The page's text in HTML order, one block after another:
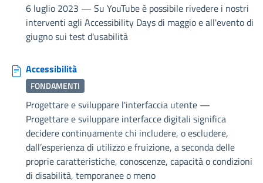
6 luglio 2023 — Su YouTube è possibile rivedere i nostri
interventi agli Accessibility Days di maggio e all'evento di
giugno sui test d'usabilità
Accessibilità
FONDAMENTI
Progettare e sviluppare l'interfaccia utente —
Progettare e sviluppare interfacce digitali significa
decidere continuamente chi includere, o escludere,
dall’esperienza di utilizzo e fruizione, a seconda delle
proprie caratteristiche, conoscenze, capacità o condizioni
di disabilità, temporanee o meno